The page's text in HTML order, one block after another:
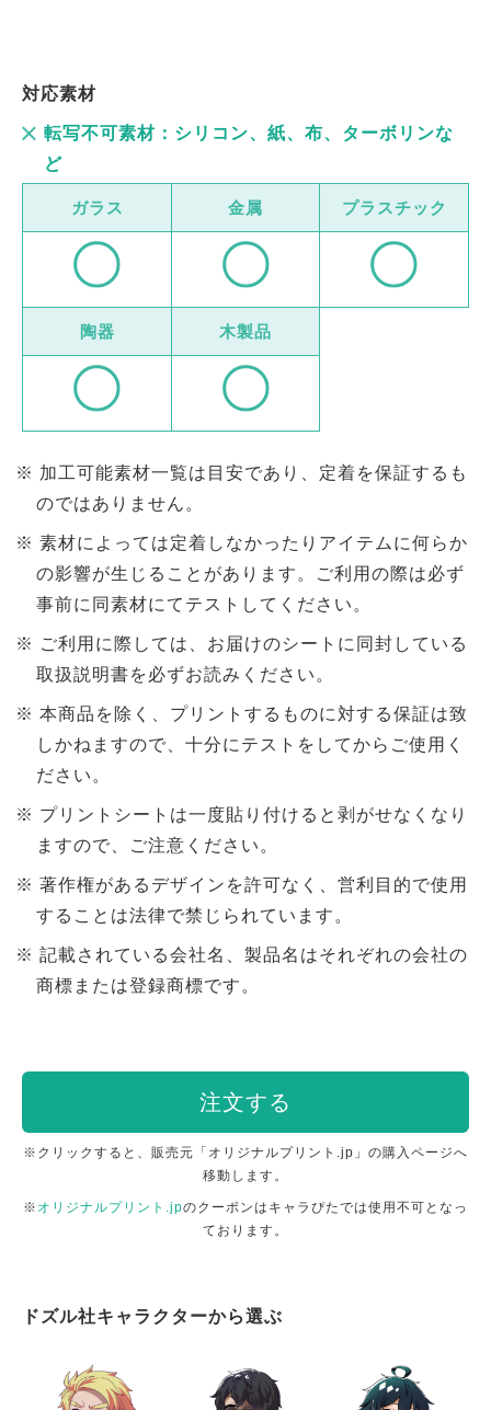
対応素材
転写不可素材：シリコン、紙、布、ターボリンな
ど
ガラス 金属 プラスチック
陶器 木製品
加工可能素材一覧は目安であり、定着を保証するも
のではありません。
素材によっては定着しなかったりアイテムに何らか
の影響が生じることがあります。ご利用の際は必ず
事前に同素材にてテストしてください。
ご利用に際しては、お届けのシートに同封している
取扱説明書を必ずお読みください。
本商品を除く、プリントするものに対する保証は致
しかねますので、十分にテストをしてからご使用く
ださい。
プリントシートは一度貼り付けると剥がせなくなり
ますので、ご注意ください。
著作権があるデザインを許可なく、営利目的で使用
することは法律で禁じられています。
記載されている会社名、製品名はそれぞれの会社の
商標または登録商標です。
注文する
※クリックすると、販売元「オリジナルプリント.jp」の購入ページへ
移動します。
※ オリジナルプリント.jpのクーポンはキャラぴたでは使用不可となっ
ております。
ドズル社キャラクターから選ぶ